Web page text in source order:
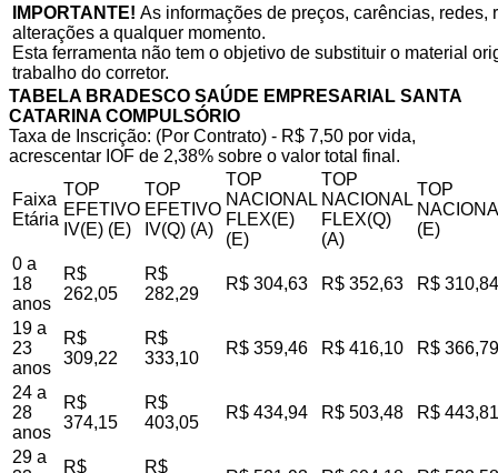
IMPORTANTE! As informações de preços, carências,
alterações a qualquer momento.
Esta ferramenta não tem o objetivo de substituir o material
trabalho do corretor.
TABELA BRADESCO SAÚDE EMPRESARIAL SANTA
CATARINA COMPULSÓRIO
Taxa de Inscrição: (Por Contrato) - R$ 7,50 por vida,
acrescentar IOF de 2,38% sobre o valor total final.
Faixa
Etária
TOP
EFETIVO
IV(E) (E)
TOP
EFETIVO
IV(Q) (A)
TOP
NACIONAL
FLEX(E)
(E)
TOP
NACIONAL
FLEX(Q)
(A)
TOP
(E)
0 a
18
anos
R$
262,05
R$
282,29
R$ 304,63 R$ 352,63 R$ 310,84
19 a
23
anos
R$
309,22
R$
333,10
R$ 359,46 R$ 416,10 R$ 366,79
24 a
28
anos
R$
374,15
R$
403,05
R$ 434,94 R$ 503,48 R$ 443,81
29 a
R$ R$